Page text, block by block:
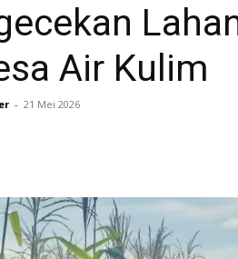
Air Kulim
- 21 Mei 2026